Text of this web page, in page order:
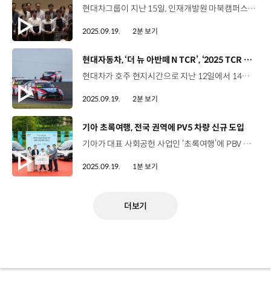
현대차그룹이 지난 15일, 인재개발원 마북캠퍼스에서 2025년 빅데이터 부트캠프 우수과제 공유회, ‘Re:boot Session’을 개최했습니다. 인재개발원에서는 지난 2024년부터 구성원들이 데이터·AI 역량을 실제 업무에 적용할 수 있도록 ‘빅데이터 부트캠프’를 운영해 왔는데요. 올해는 지난 4월부터 약 4개월간 다양한 부문에서 30개의 과제가 진행됐고, 이 중 현업 적용 가능성과 비즈니스 임팩트를 기준으로 최종 5개의 우수과제를 선정했습니다. 송미영 상무 / 현대자동차그룹 인재개발원장이번 빅데이터 부트캠프는 배움 자체를 현업에 적용해보는 게임체인저에 걸맞은 교육 방식이라고 생각됩니다. 그래서 교육생분들이 각 조직의 DX 키맨으로서 자리매김할 수 있도록 관련된 업무 기회가 있었으면 좋겠고, 그런 것을 통해 각 조직의 경쟁력도 높아지길 기대합니다. 이날 공유회에서는 우수과제 발표자가 직접 과제 발표와 QA 세션을 진행하고, 실시간 온라인 송출을 통해 현장에 참석하지 못한 구성원들에게도 인사이트를 제공했습니다. 전지영 매니저 / 현대자동차 상용상품운영팀이런 교육과정 없었다면 집중하는 환경이 마련되지 않았을 것 같은데, 저의 문제를 구체화하기 위해 많은 분들의 도움을 받을 수 있었습니다. 김정대 책임연구원 / 현대자동차·기아 파이롯트개발3팀교육을 들어보니까 단순한 이론 학습을 넘어서 현업에 적용할 수 있는 많은 기회를 얻을 수 있어서 도움을 많이 받았습니다. 현대차그룹은 앞으로도 다양한 현업 과제가 데이터와 AI를 통해 어떻게 개선되고 해결될 수 있는지 공유할 수 있는 기회를 마련할 계획입니다.
2025.09.19. 2분 보기
[동영상]
현대자동차, ‘더 뉴 아반떼 N TCR’, ‘2025 TCR 월드투어’ 5라운드 우승
현대차가 호주 현지시간으로 지난 12일에서 14일까지 열린 ‘2025 TCR 월드투어’ 5라운드에서 우승하며 시즌 세 번째 우승컵을 들어올렸습니다. TCR 월드투어 5라운드가 펼쳐진 ‘더 벤드 모터스포츠 파크’는 약 85m의 고도 변화로 인해 기술적인 주행과 차량 성능이 중요한데요. ‘더 뉴 엘란트라 N TCR’ 경주차로 출전한 ‘BRC 현대 N 스쿼드라 코르세’ 팀의 노버트 미첼리즈 선수는 13일에 치러진 첫번째 결승 레이스에서 1위를, 네스토르 지로라미 선수는 14일에 치러진 두 번째 결승 레이스에서 1위를 차지했습니다. 이번 대회 우승으로 두 선수는 각각 2025 시즌 드라이버 순위 5위와 6위에 이름을 올렸습니다. ‘BRC 현대 N 스쿼드라 코르세’팀도 총 458포인트를 획득해 팀 부문 종합 순위 2위로 올라섰습니다. 노버트 미첼리즈 선수 / BRC 현대 N 스쿼드라 코르세(어려움이 많았던) 이번 서킷에서 1위를 차지해 더욱 특별하게 느껴집니다. 이번 경기에서 우리가 할 수 있는 모든 걸 다 쏟아냈기 때문에, 더욱 자랑스럽게 생각합니다. 저 역시 100% 최선을 다해 레이스에 임했습니다.On top especially on a circuit like this is just an amazing feeling. We really need to maximize every possibility and I think today was a day when we did that so we can be proud of ourselves. I did my best I was pushing 100 percent. 네스트로 지로라미 선수 / BRC 현대 N 스쿼드라 코르세또 한번의 멋진 결과를 거뒀습니다. 이번 주말 두 번째 우승입니다. 현대차와 함께해 더욱 기쁩니다. 그동안 정말 많이 노력해왔기에, 좋은 기록을 얻을 만한 자격이 있다고 생각합니다. 이번 우승은 우리 모두의 축제이고, 앞으로도 좋은 성적을 내 팬들과 함께 기쁨을 나누고 싶습니다. 고맙습니다.We just finished right too amazing result again second victory of the weekend I’m very happy for Hyundai. We deserve the results we have worked a lot. this is our congregation and I hope we can get good results there and celebrate with all the fans. Grazie. 한편, TCR 월드투어 6라운드는 오는 10월 17일부터 사흘간 한국의 ‘인제 스피디움(Inje Speedium)’에서 개최되는데요. 현대차는 2025 시즌 드라이버 챔피언십과 제조사 챔피언십을 목표로 하반기 경기에서 최선을 다할 계획입니다.
2025.09.19. 2분 보기
[동영상]
기아 초록여행, 전국 권역에 PV5 차량 신규 도입
기아가 대표 사회공헌 사업인 ‘초록여행’에 PBV 모델을 본격 도입합니다. ‘초록여행’은 기아가 전국 8개 권역에서 교통약자의 여행 편의를 돕기 위해 특수 개조한 차량을 무상 대여하는 사업인데요. 지난 2012년 출범 이후 13년간, 누적 10만 명의 장애인과 그 가족들에게 자유롭고 편안한 여행 경험을 제공하고 있습니다. 기아는 19일, 서울 마포구 문화비축기지에서 PV5 여행 1호 고객에게 차량을 전달했는데요. 새롭게 도입된 PV5 패신저 모델은 여유로운 실내 공간과 유연한 시트 활용성 등을 갖춰 누구나 쉽게 탑승할 수 있는 것이 특징입니다. 기아는 앞으로도 장애 구분 없이 모두가 자유로운 이동의 기쁨을 누릴 수 있도록 노력할 예정입니다.
2025.09.19. 1분 보기
더보기